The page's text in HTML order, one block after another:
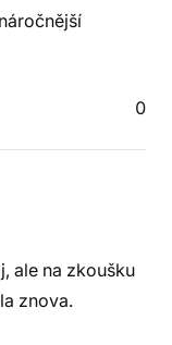
0
ale na zkoušku
znova.